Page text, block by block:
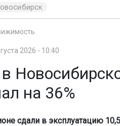
2026 - 10:40
на 36%
сдали в эксплуатацию